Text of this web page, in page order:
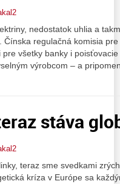
nedostatok uhlia a
regulačná komisia
všetky banky i
výrobcom – a
stáva
teraz sme svedkami
kríza v Európe sa